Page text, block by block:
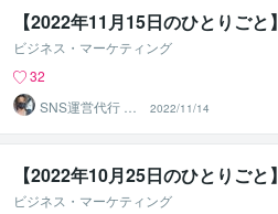
【2022年11月15日のひとりごと】⁡
ビジネス・マーケティング
32
SNS運営代行 ま
るなげ
2022/11/14
【2022年10月25日のひとりごと】⁡
ビジネス・マーケティング